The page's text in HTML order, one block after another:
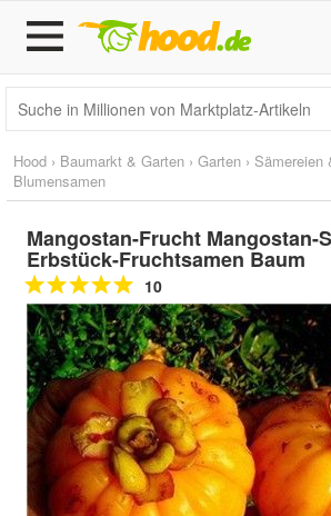
Hood › Baumarkt & Garten › Garten › Sämereien
Blumensamen
Mangostan-Frucht Mangostan-
Erbstück-Fruchtsamen Baum
10